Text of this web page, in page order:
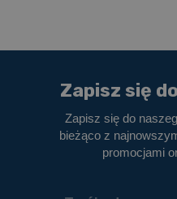
Zapisz się
Zapisz się do
bieżąco z
promocjami